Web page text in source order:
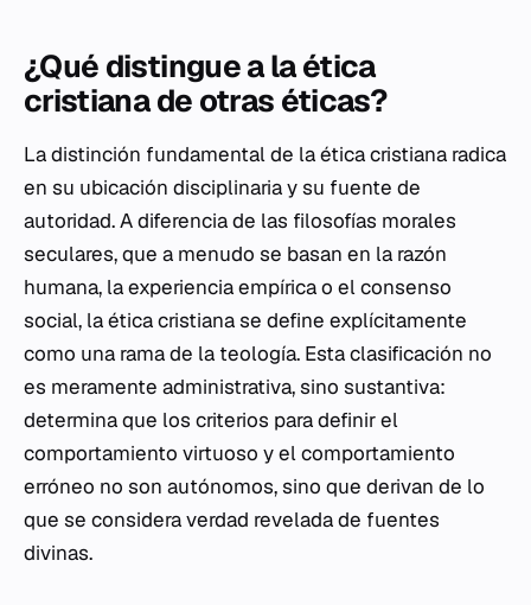
¿Qué distingue a la ética
cristiana de otras éticas?
La distinción fundamental de la ética cristiana radica
en su ubicación disciplinaria y su fuente de
autoridad. A diferencia de las filosofías morales
seculares, que a menudo se basan en la razón
humana, la experiencia empírica o el consenso
social, la ética cristiana se define explícitamente
como una rama de la teología. Esta clasificación no
es meramente administrativa, sino sustantiva:
determina que los criterios para definir el
comportamiento virtuoso y el comportamiento
erróneo no son autónomos, sino que derivan de lo
que se considera verdad revelada de fuentes
divinas.